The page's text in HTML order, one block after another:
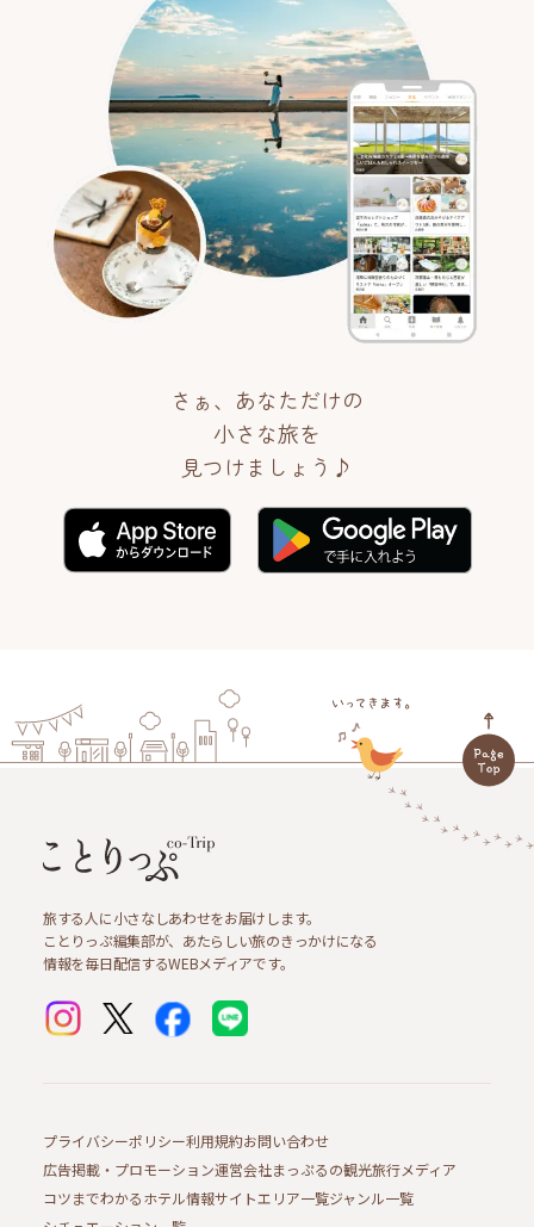
さぁ、あなただけの
小さな旅を
見つけましょう♪
旅する人に小さなしあわせをお届けします。
ことりっぷ編集部が、あたらしい旅のきっかけになる
情報を毎日配信するWEBメディアです。
プライバシーポリシー利用規約お問い合わせ
広告掲載・プロモーション運営会社まっぷるの観光旅行メディア
コツまでわかるホテル情報サイトエリア一覧ジャンル一覧